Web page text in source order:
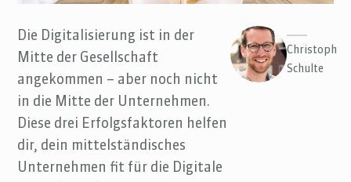
Die Digitalisierung ist in der
Mitte der Gesellschaft
angekommen – aber noch nicht
in die Mitte der Unternehmen.
Diese drei Erfolgsfaktoren helfen
dir, dein mittelständisches
Unternehmen fit für die Digitale
Christoph
Schulte